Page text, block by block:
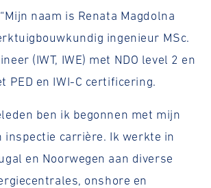
naam is Renata Magdolna
ingenieur MSc.
(IWT, IWE) met NDO level 2 en
PED en IWI-C certificering.
ben ik begonnen met mijn
inspectie carrière. Ik werkte in
en Noorwegen aan diverse
onshore en